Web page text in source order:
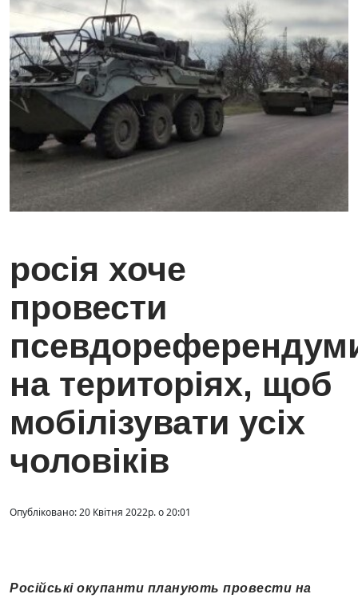
росія хоче
провести
на територіях, щоб
мобілізувати усіх
чоловіків
Опубліковано: 20 Квітня 2022р. о 20:01
Російські окупанти планують провести на